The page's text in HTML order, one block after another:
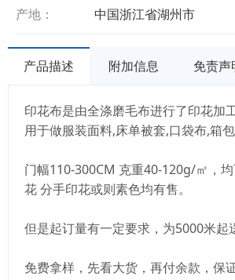
产地：
中国浙江省湖州市
产品描述 附加信息 免责声
印花布是由全涤磨毛布进行了印花加
用于做服装面料,床单被套,口袋布,箱
门幅110-300CM 克重40-120g/㎡，
花 分手印花或则素色均有售。
但是起订量有一定要求，为5000米起
免费拿样，先看大货，再付余款，保